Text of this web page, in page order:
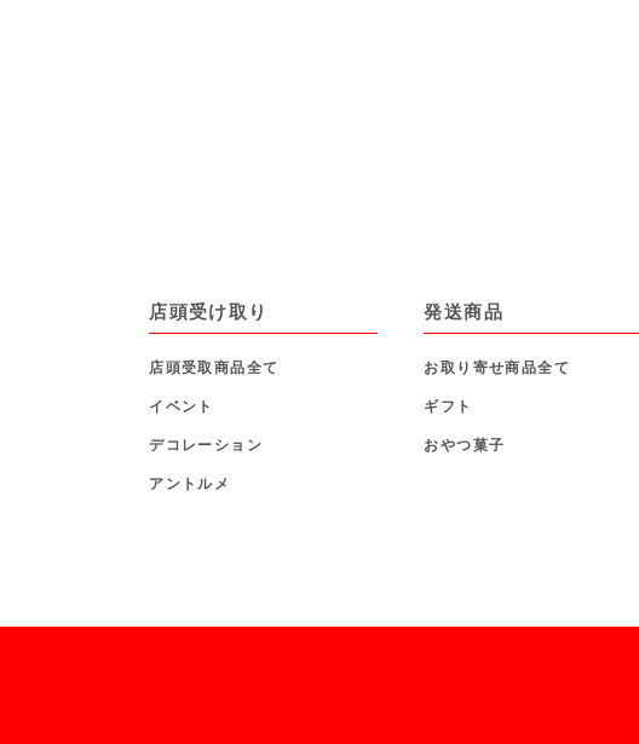
店頭受け取り
店頭受取商品全て
イベント
デコレーション
アントルメ
発送商品
お取り寄せ商品全て
ギフト
おやつ菓子